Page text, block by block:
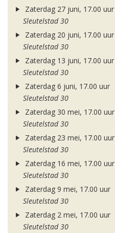
Zaterdag 27 juni, 17.00 uur
Sleutelstad 30
Zaterdag 20 juni, 17.00 uur
Sleutelstad 30
Zaterdag 13 juni, 17.00 uur
Sleutelstad 30
Zaterdag 6 juni, 17.00 uur
Sleutelstad 30
Zaterdag 30 mei, 17.00 uur
Sleutelstad 30
Zaterdag 23 mei, 17.00 uur
Sleutelstad 30
Zaterdag 16 mei, 17.00 uur
Sleutelstad 30
Zaterdag 9 mei, 17.00 uur
Sleutelstad 30
Zaterdag 2 mei, 17.00 uur
Sleutelstad 30